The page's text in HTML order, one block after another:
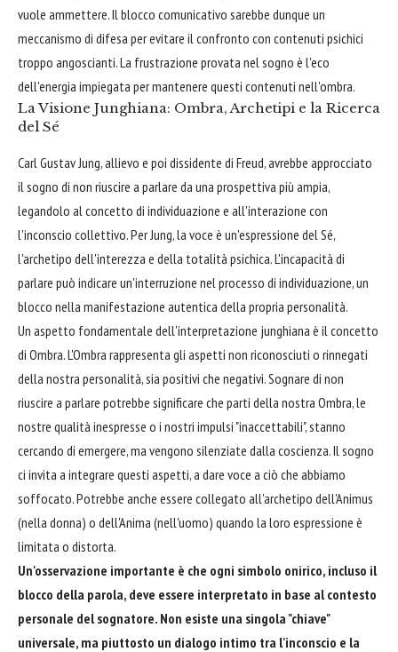
vuole ammettere. Il blocco comunicativo sarebbe dunque un
meccanismo di difesa per evitare il confronto con contenuti psichici
troppo angoscianti. La frustrazione provata nel sogno è l'eco
dell'energia impiegata per mantenere questi contenuti nell'ombra.
La Visione Junghiana: Ombra, Archetipi e la Ricerca
del Sé
Carl Gustav Jung, allievo e poi dissidente di Freud, avrebbe approcciato
il sogno di non riuscire a parlare da una prospettiva più ampia,
legandolo al concetto di individuazione e all'interazione con
l'inconscio collettivo. Per Jung, la voce è un'espressione del Sé,
l'archetipo dell'interezza e della totalità psichica. L'incapacità di
parlare può indicare un'interruzione nel processo di individuazione, un
blocco nella manifestazione autentica della propria personalità.
Un aspetto fondamentale dell'interpretazione junghiana è il concetto
di Ombra. L'Ombra rappresenta gli aspetti non riconosciuti o rinnegati
della nostra personalità, sia positivi che negativi. Sognare di non
riuscire a parlare potrebbe significare che parti della nostra Ombra, le
nostre qualità inespresse o i nostri impulsi "inaccettabili", stanno
cercando di emergere, ma vengono silenziate dalla coscienza. Il sogno
ci invita a integrare questi aspetti, a dare voce a ciò che abbiamo
soffocato. Potrebbe anche essere collegato all'archetipo dell'Animus
(nella donna) o dell'Anima (nell'uomo) quando la loro espressione è
limitata o distorta.
Un'osservazione importante è che ogni simbolo onirico, incluso il
blocco della parola, deve essere interpretato in base al contesto
personale del sognatore. Non esiste una singola "chiave"
universale, ma piuttosto un dialogo intimo tra l'inconscio e la